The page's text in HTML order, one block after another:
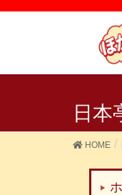
日
HOME